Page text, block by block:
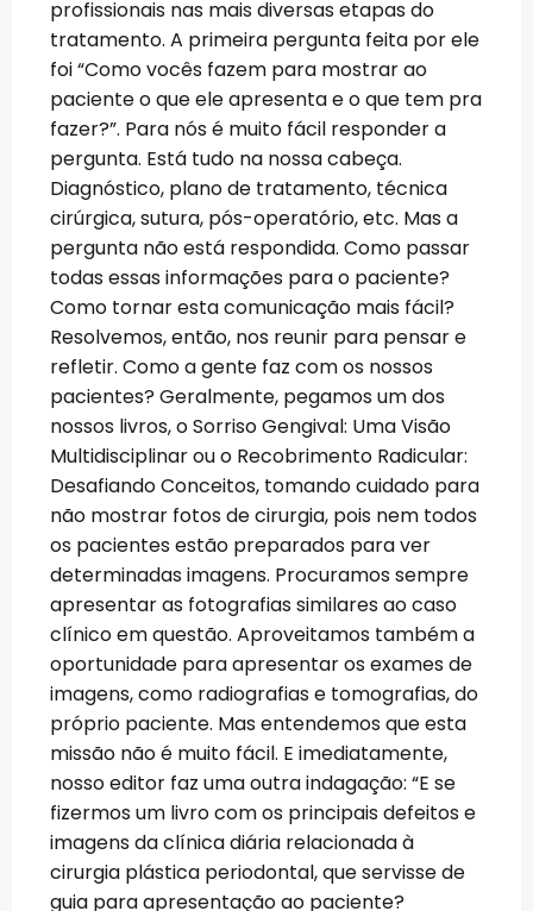
profissionais nas mais diversas etapas do
tratamento. A primeira pergunta feita por ele
foi “Como vocês fazem para mostrar ao
paciente o que ele apresenta e o que tem pra
fazer?”. Para nós é muito fácil responder a
pergunta. Está tudo na nossa cabeça.
Diagnóstico, plano de tratamento, técnica
cirúrgica, sutura, pós-operatório, etc. Mas a
pergunta não está respondida. Como passar
todas essas informações para o paciente?
Como tornar esta comunicação mais fácil?
Resolvemos, então, nos reunir para pensar e
refletir. Como a gente faz com os nossos
pacientes? Geralmente, pegamos um dos
nossos livros, o Sorriso Gengival: Uma Visão
Multidisciplinar ou o Recobrimento Radicular:
Desafiando Conceitos, tomando cuidado para
não mostrar fotos de cirurgia, pois nem todos
os pacientes estão preparados para ver
determinadas imagens. Procuramos sempre
apresentar as fotografias similares ao caso
clínico em questão. Aproveitamos também a
oportunidade para apresentar os exames de
imagens, como radiografias e tomografias, do
próprio paciente. Mas entendemos que esta
missão não é muito fácil. E imediatamente,
nosso editor faz uma outra indagação: “E se
fizermos um livro com os principais defeitos e
imagens da clínica diária relacionada à
cirurgia plástica periodontal, que servisse de
guia para apresentação ao paciente?